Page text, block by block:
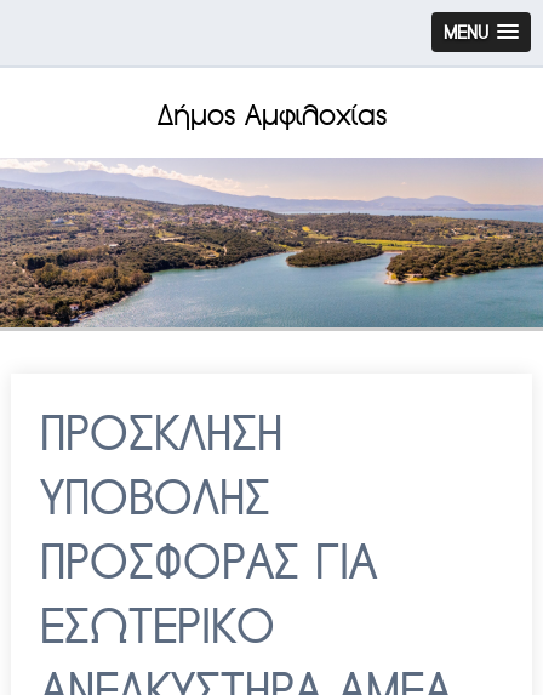
MENU
Δήμος Αμφιλοχίας
ΠΡΟΣΚΛΗΣΗ
ΥΠΟΒΟΛΗΣ
ΠΡΟΣΦΟΡΑΣ ΓΙΑ
ΕΣΩΤΕΡΙΚΟ